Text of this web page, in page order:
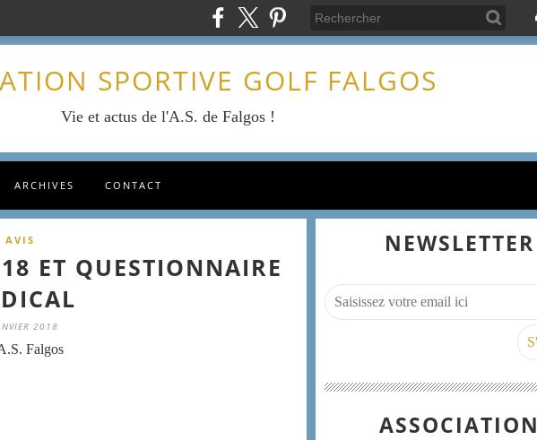
SPORTIVE GOLF FALGOS
Vie et actus de l'A.S. de Falgos !
ARCHIVES CONTACT
AVIS
ET QUESTIONNAIRE
2018
Falgos
NEWSLETTER
ASSOCIATION